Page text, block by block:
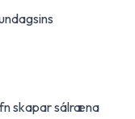
skapar sálræna